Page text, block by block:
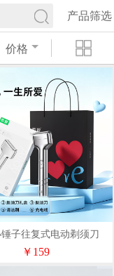
产品筛选
价格
子往复式电动剃须刀
M66（送手提袋）
￥159